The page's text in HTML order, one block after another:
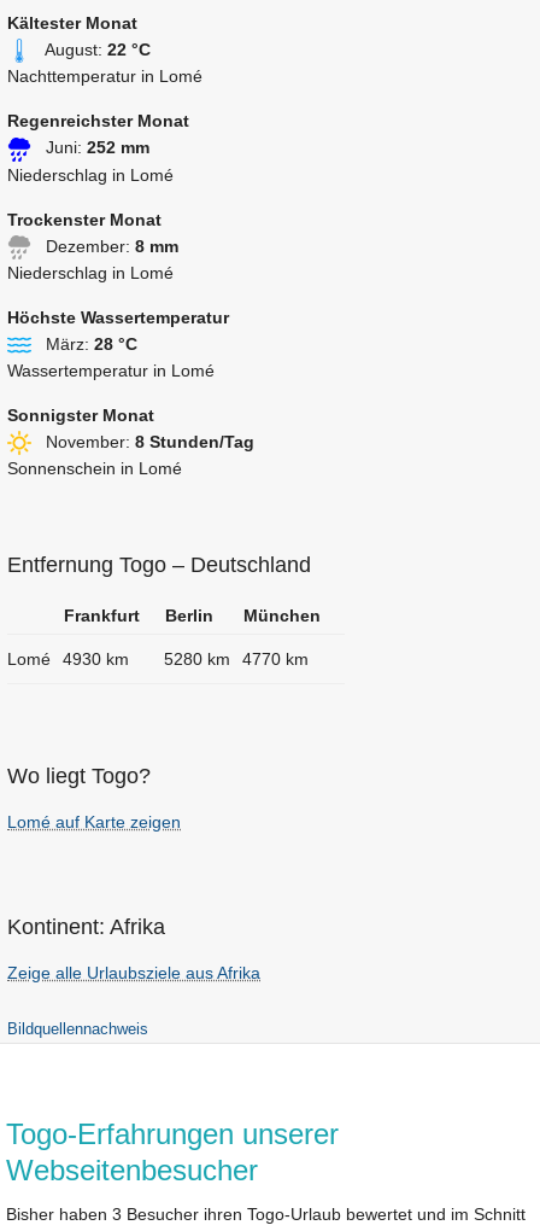
Kältester Monat
August: 22 °C
Nachttemperatur in Lomé
Regenreichster Monat
Juni: 252 mm
Niederschlag in Lomé
Trockenster Monat
Dezember: 8 mm
Niederschlag in Lomé
Höchste Wassertemperatur
März: 28 °C
Wassertemperatur in Lomé
Sonnigster Monat
November: 8 Stunden/Tag
Sonnenschein in Lomé
Entfernung Togo – Deutschland
Frankfurt Berlin München
Lomé 4930 km 5280 km 4770 km
Wo liegt Togo?
Lomé auf Karte zeigen
Kontinent: Afrika
Zeige alle Urlaubsziele aus Afrika
Bildquellennachweis
Togo-Erfahrungen unserer
Webseitenbesucher
Bisher haben 3 Besucher ihren Togo-Urlaub bewertet und im Schnitt